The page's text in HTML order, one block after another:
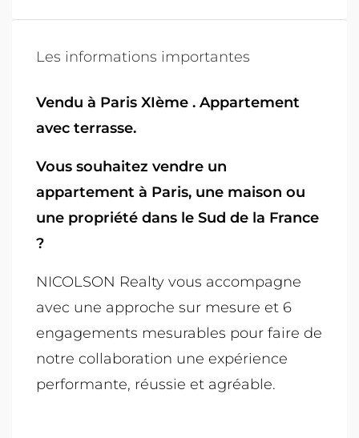
Les informations importantes
Vendu à Paris XIème . Appartement
avec terrasse.
Vous souhaitez vendre un
appartement à Paris, une maison ou
une propriété dans le Sud de la France
?
NICOLSON Realty vous accompagne
avec une approche sur mesure et 6
engagements mesurables pour faire de
notre collaboration une expérience
performante, réussie et agréable.